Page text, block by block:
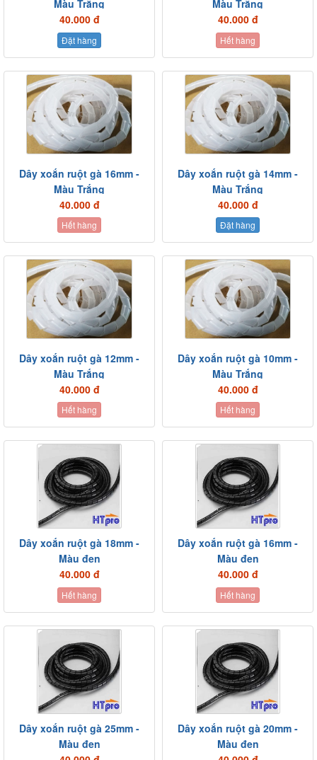
Màu Trắng
40.000 đ
Đặt hàng
Màu Trắng
40.000 đ
Hết hàng
Dây xoắn ruột gà 16mm -
Màu Trắng
40.000 đ
Hết hàng
Dây xoắn ruột gà 14mm -
Màu Trắng
40.000 đ
Đặt hàng
Dây xoắn ruột gà 12mm -
Màu Trắng
40.000 đ
Hết hàng
Dây xoắn ruột gà 10mm -
Màu Trắng
40.000 đ
Hết hàng
Dây xoắn ruột gà 18mm -
Màu đen
40.000 đ
Hết hàng
Dây xoắn ruột gà 16mm -
Màu đen
40.000 đ
Hết hàng
Dây xoắn ruột gà 25mm -
Màu đen
Dây xoắn ruột gà 20mm -
Màu đen